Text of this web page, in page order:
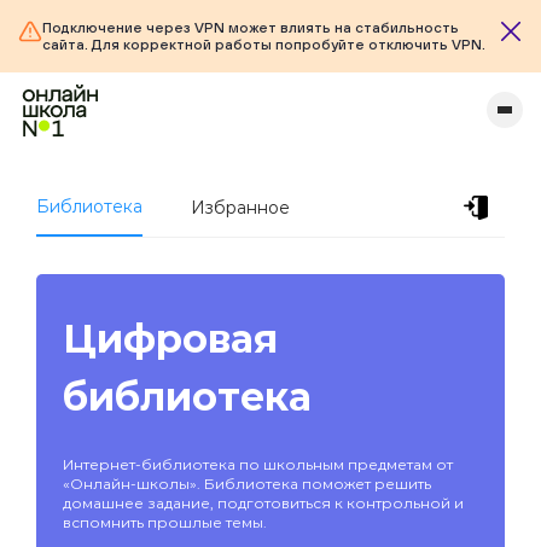
Подключение через VPN может влиять на стабильность
сайта. Для корректной работы попробуйте отключить VPN.
Библиотека Избранное
Цифровая
библиотека
Интернет-библиотека по школьным предметам от
«Онлайн-школы». Библиотека поможет решить
домашнее задание, подготовиться к контрольной и
вспомнить прошлые темы.